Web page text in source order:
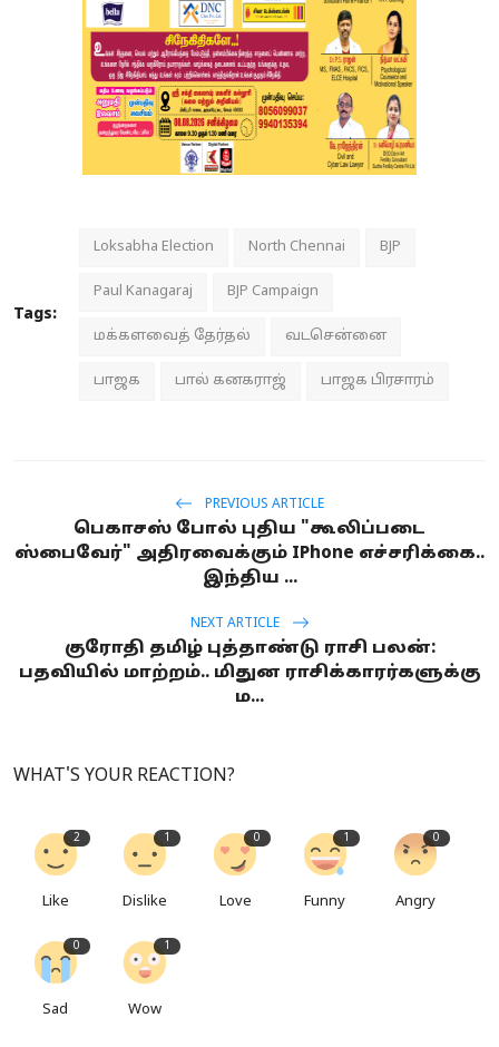
Tags:
Loksabha Election North Chennai BJP
Paul Kanagaraj BJP Campaign
மக்களவைத் தேர்தல் வடசென்னை
பாஜக பால் கனகராஜ் பாஜக பிரசாரம்
PREVIOUS ARTICLE
பெகாசஸ் போல் புதிய "கூலிப்படை
ஸ்பைவேர்" அதிரவைக்கும் IPhone எச்சரிக்கை..
இந்திய ...
NEXT ARTICLE
குரோதி தமிழ் புத்தாண்டு ராசி பலன்:
பதவியில் மாற்றம்.. மிதுன ராசிக்காரர்களுக்கு
ம...
WHAT'S YOUR REACTION?
2
Like
1
Dislike
0
Love
1
Funny
0
Angry
0
Sad
1
Wow